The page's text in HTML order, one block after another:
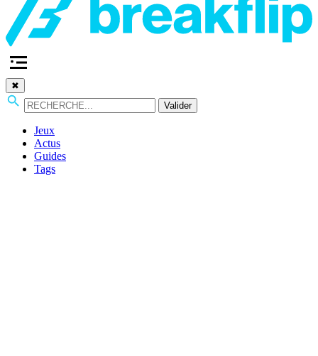
✖
Valider
Jeux
Actus
Guides
Tags